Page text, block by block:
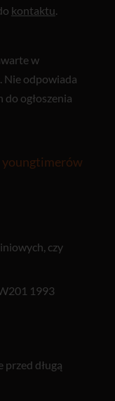
kontaktu.
w
Nie odpowiada
ogłoszenia
youngtimerów
czy
1993
przed długą